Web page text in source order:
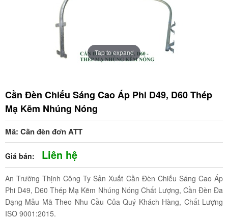
Tap to expand
Cần Đèn Chiếu Sáng Cao Áp Phi D49, D60 Thép
Mạ Kẽm Nhúng Nóng
Mã: Cần đèn đơn ATT
Giá bán: Liên hệ
An Trường Thịnh Công Ty Sản Xuất Cần Đèn Chiếu Sáng Cao Áp
Phi D49, D60 Thép Mạ Kẽm Nhúng Nóng Chất Lượng, Cần Đèn Đa
Dạng Mẫu Mã Theo Nhu Cầu Của Quý Khách Hàng, Chất Lượng
ISO 9001:2015.